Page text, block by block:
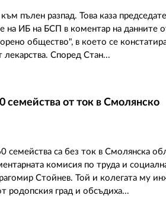
пълен разпад. Това каза
на ИБ на БСП в коментар на данните
общество", в което се
лекарства. Според Стан...
семейства от ток в Смолянско
семейства са без ток в Смолянска
комисия по труда и
Стойнев. Той и колегата му
родопския град и обсъдиха...